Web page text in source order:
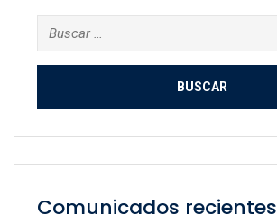
Buscar:
Comunicados recientes